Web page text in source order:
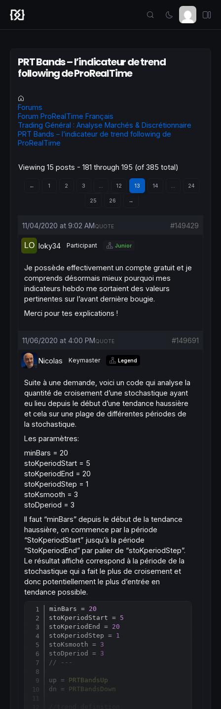
PRT Bands – l’indicateur de trend
following de ProRealTime
Forums
Forum ProRealTime Français
Trading Général : Analyse Marchés & Discrétionnaire
PRT Bands – l’indicateur de trend following de
ProRealTime
Viewing 15 posts - 181 through 195 (of 385 total)
← 1 2 3 12 13 14 24
25 26 →
11/04/2020 at 9:02 AM #149429
QUOTE
loky34 Participant Junior
Je possède effectivement un compte gratuit et je
comprends désormais mieux pourquoi mes
indicateurs hebdo me sortaient des valeurs
pertinentes sur l’avant dernière bougie.
Merci pour tes explications !
11/06/2020 at 4:00 PM #149691
QUOTE
Nicolas Keymaster Legend
Suite à une demande, voici un code qui analyse la
quantité de croisement d’une stochastique ayant
eu lieu depuis le début d’une tendance haussière
et cela sur une plage de différentes périodes de
la stochastique.
Les paramètres:
minBars = 20
stoKperiodStart = 5
stoKperiodEnd = 20
stoKperiodStep = 1
stoKsmooth = 3
stoDperiod = 3
Il faut “minBars” depuis le début de la tendance
haussière, on commence par la période
“StoKperiodStart” jusqu’à la période
“StoKperiodEnd” par palier de “stoKperiodStep”.
Le résultat affiché correspond à la période de la
stochastique qui a fait le plus de croisement et
donc potentiellement le plus d’entrée en
tendance possible.
minBars = 20
stoKperiodStart = 5
stoKperiodEnd = 20
stoKperiodStep = 1
stoKsmooth = 3
stoDperiod = 3
// ---
up = PRTBandsUp
dn = PRTBandsDown